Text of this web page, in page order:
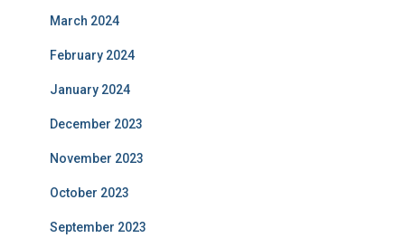
March 2024
February 2024
January 2024
December 2023
November 2023
October 2023
September 2023